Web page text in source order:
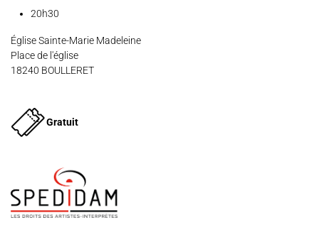
20h30
Église Sainte-Marie Madeleine
Place de l'église
18240 BOULLERET
Gratuit